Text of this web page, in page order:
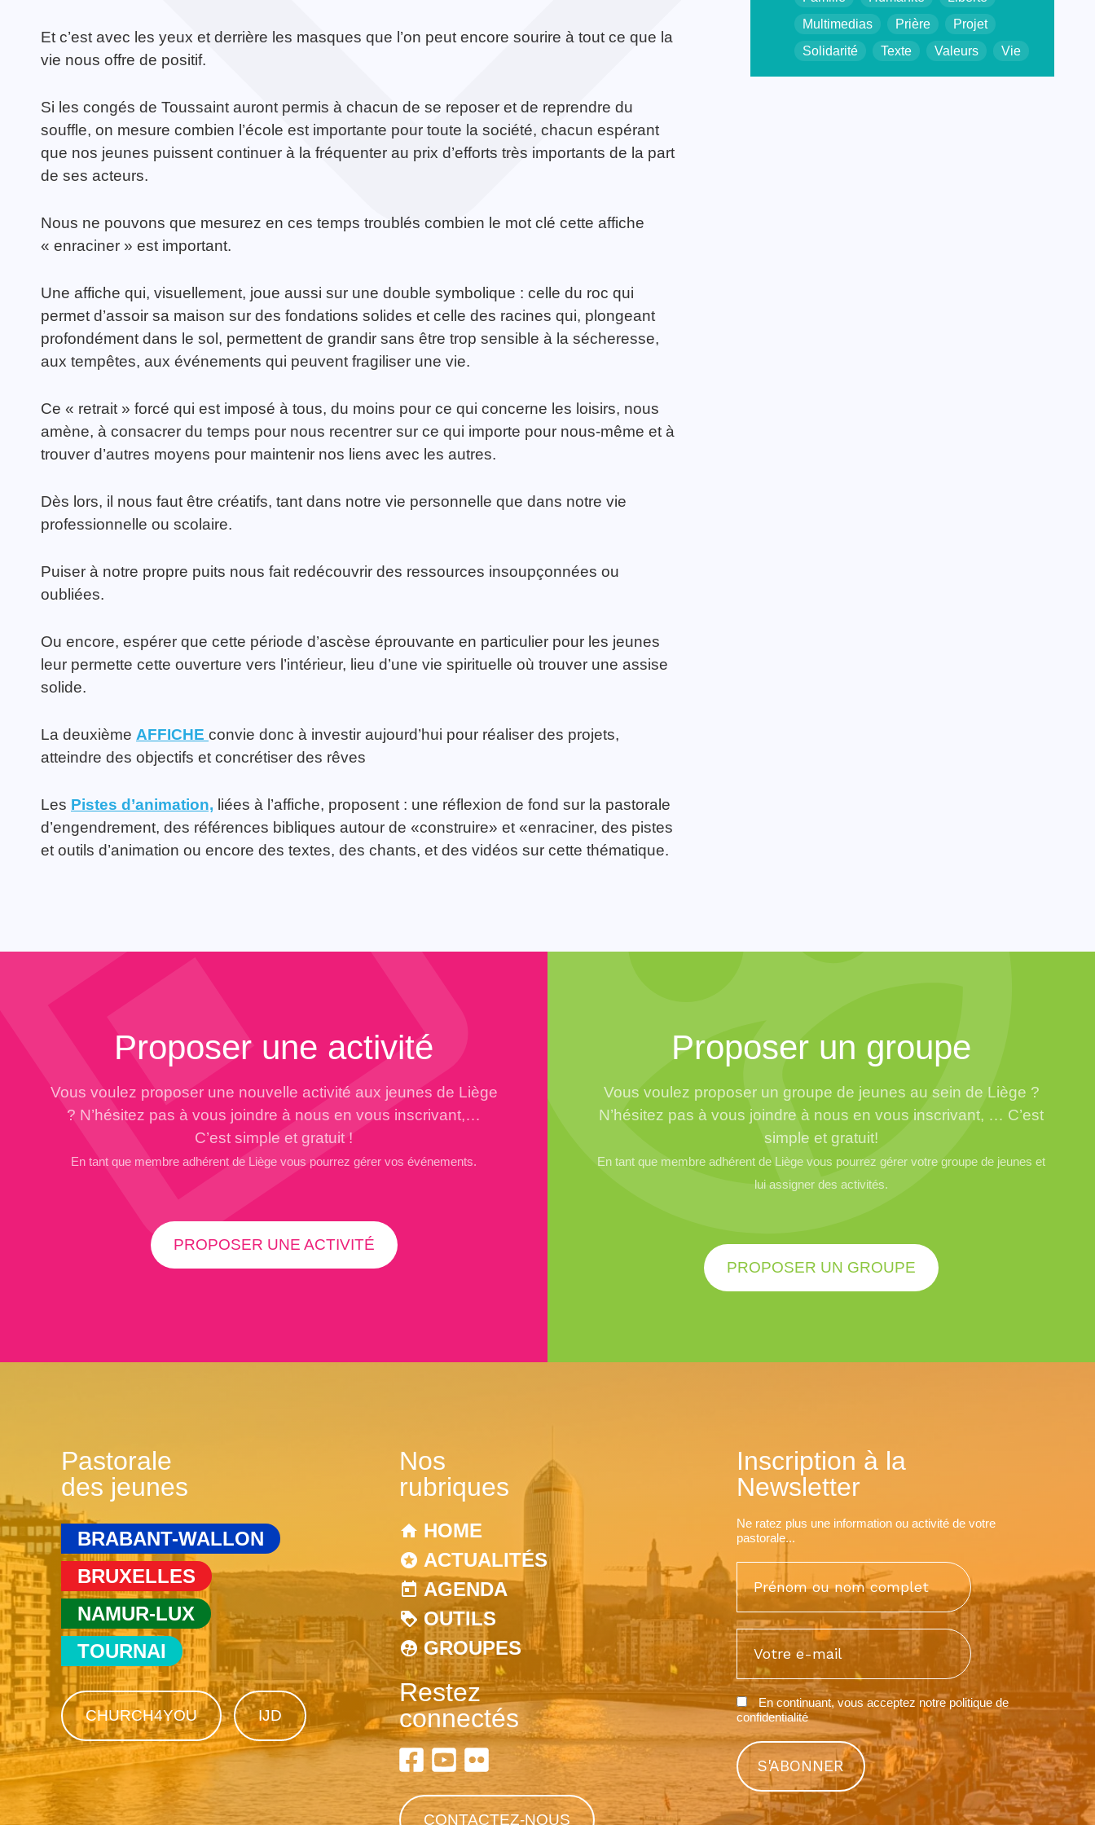
Guerrier·e de la Paix TOUTES LES ACTUALITÉS
Et c’est avec les yeux et derrière les masques que l’on peut encore sourire à tout ce que la
vie nous offre de positif.
Si les congés de Toussaint auront permis à chacun de se reposer et de reprendre du
souffle, on mesure combien l’école est importante pour toute la société, chacun espérant
que nos jeunes puissent continuer à la fréquenter au prix d’efforts très importants de la part
de ses acteurs.
Nous ne pouvons que mesurez en ces temps troublés combien le mot clé cette affiche
« enraciner » est important.
Une affiche qui, visuellement, joue aussi sur une double symbolique : celle du roc qui
permet d’assoir sa maison sur des fondations solides et celle des racines qui, plongeant
profondément dans le sol, permettent de grandir sans être trop sensible à la sécheresse,
aux tempêtes, aux événements qui peuvent fragiliser une vie.
Ce « retrait » forcé qui est imposé à tous, du moins pour ce qui concerne les loisirs, nous
amène, à consacrer du temps pour nous recentrer sur ce qui importe pour nous-même et à
trouver d’autres moyens pour maintenir nos liens avec les autres.
Dès lors, il nous faut être créatifs, tant dans notre vie personnelle que dans notre vie
professionnelle ou scolaire.
Puiser à notre propre puits nous fait redécouvrir des ressources insoupçonnées ou
oubliées.
Ou encore, espérer que cette période d’ascèse éprouvante en particulier pour les jeunes
leur permette cette ouverture vers l’intérieur, lieu d’une vie spirituelle où trouver une assise
solide.
La deuxième AFFICHE convie donc à investir aujourd’hui pour réaliser des projets,
atteindre des objectifs et concrétiser des rêves
Les Pistes d’animation, liées à l’affiche, proposent : une réflexion de fond sur la pastorale
d’engendrement, des références bibliques autour de «construire» et «enraciner, des pistes
et outils d’animation ou encore des textes, des chants, et des vidéos sur cette thématique.
Multimedias
Prière
Projet
Solidarité
Texte Valeurs Vie
Proposer une activité
Vous voulez proposer une nouvelle activité aux jeunes de Liège
? N’hésitez pas à vous joindre à nous en vous inscrivant,…
C’est simple et gratuit !
En tant que membre adhérent de Liège vous pourrez gérer vos événements.
PROPOSER UNE ACTIVITÉ
Proposer un groupe
Vous voulez proposer un groupe de jeunes au sein de Liège ?
N’hésitez pas à vous joindre à nous en vous inscrivant, … C’est
simple et gratuit!
En tant que membre adhérent de Liège vous pourrez gérer votre groupe de jeunes et
lui assigner des activités.
PROPOSER UN GROUPE
Pastorale
des jeunes
BRABANT-WALLON
BRUXELLES
NAMUR-LUX
TOURNAI
CHURCH4YOU IJD
Nos
rubriques
HOME
ACTUALITÉS
AGENDA
OUTILS
GROUPES
Restez
connectés
CONTACTEZ-NOUS
Inscription à la
Newsletter
Ne ratez plus une information ou activité de votre
pastorale...
En continuant, vous acceptez notre politique de
confidentialité